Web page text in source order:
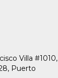
Villa #1010,
Puerto